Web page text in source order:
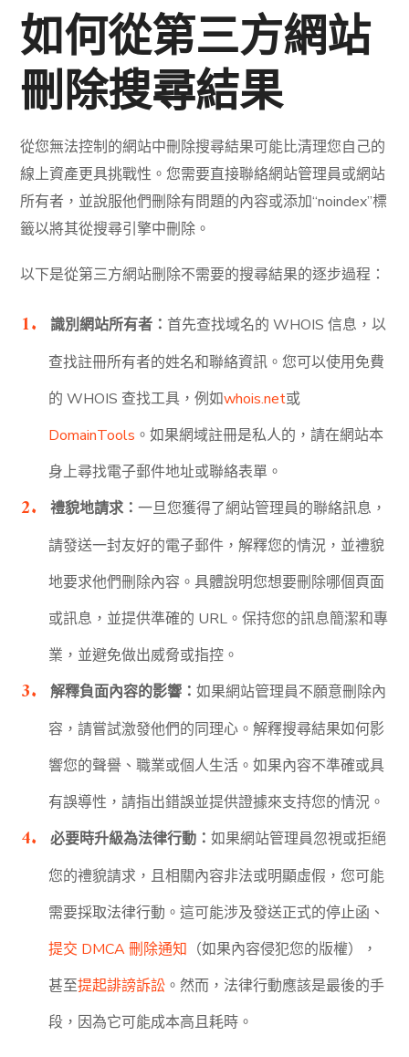
如何從第三方網站
刪除搜尋結果
從您無法控制的網站中刪除搜尋結果可能比清理您自己的
線上資產更具挑戰性。您需要直接聯絡網站管理員或網站
所有者，並說服他們刪除有問題的內容或添加“noindex”標
籤以將其從搜尋引擎中刪除。
以下是從第三方網站刪除不需要的搜尋結果的逐步過程：
識別網站所有者： 首先查找域名的 WHOIS 信息，以
查找註冊所有者的姓名和聯絡資訊。您可以使用免費
的 WHOIS 查找工具，例如whois.net或
DomainTools 。如果網域註冊是私人的，請在網站本
身上尋找電子郵件地址或聯絡表單。
禮貌地請求： 一旦您獲得了網站管理員的聯絡訊息，
請發送一封友好的電子郵件，解釋您的情況，並禮貌
地要求他們刪除內容。具體說明您想要刪除哪個頁面
或訊息，並提供準確的 URL。保持您的訊息簡潔和專
業，並避免做出威脅或指控。
解釋負面內容的影響： 如果網站管理員不願意刪除內
容，請嘗試激發他們的同理心。解釋搜尋結果如何影
響您的聲譽、職業或個人生活。如果內容不準確或具
有誤導性，請指出錯誤並提供證據來支持您的情況。
必要時升級為法律行動： 如果網站管理員忽視或拒絕
您的禮貌請求，且相關內容非法或明顯虛假，您可能
需要採取法律行動。這可能涉及發送正式的停止函、
提交 DMCA 刪除通知 （如果內容侵犯您的版權），
甚至提起誹謗訴訟。然而，法律行動應該是最後的手
段，因為它可能成本高且耗時。